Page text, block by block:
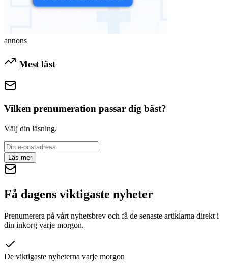
annons
Mest läst
Vilken prenumeration passar dig bäst?
Välj din läsning.
Läs mer
Få dagens viktigaste nyheter
Prenumerera på vårt nyhetsbrev och få de senaste artiklarna direkt i
din inkorg varje morgon.
De viktigaste nyheterna varje morgon